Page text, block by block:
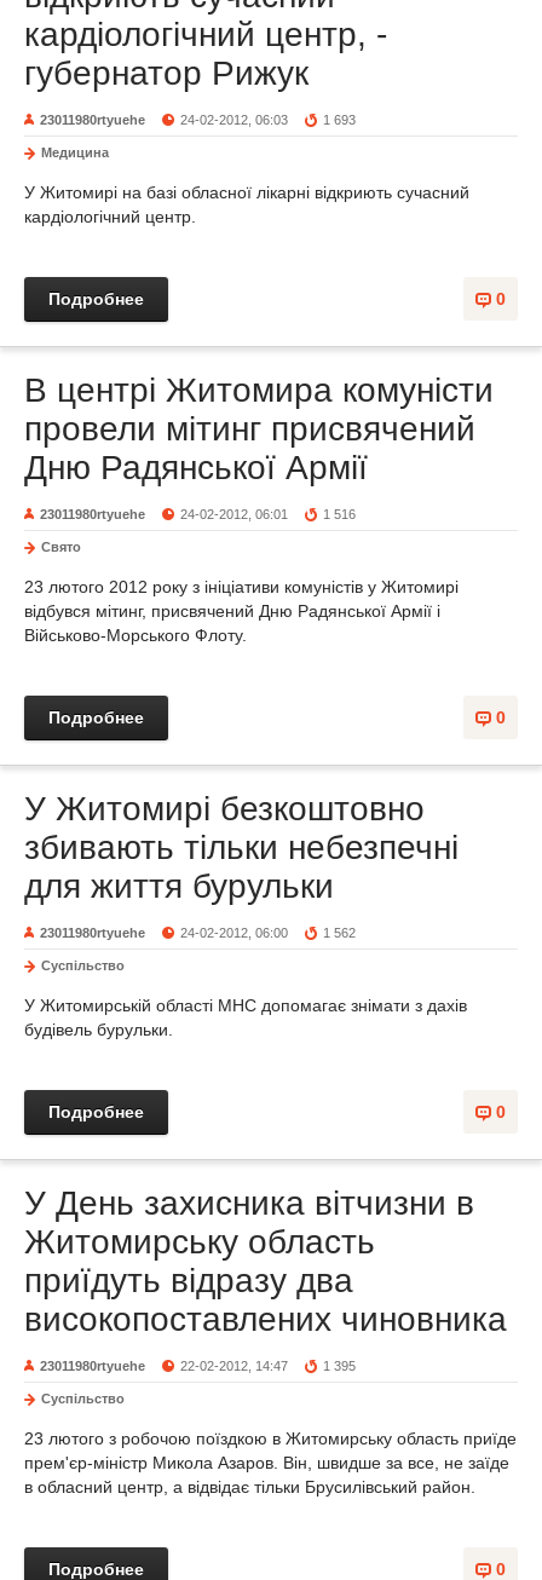
кардіологічний центр, -
губернатор Рижук
23011980rtyuehe 24-02-2012, 06:03 1 693
Медицина
У Житомирі на базі обласної лікарні відкриють сучасний
кардіологічний центр.
0
Подробнее
В центрі Житомира комуністи
провели мітинг присвячений
Дню Радянської Армії
23011980rtyuehe 24-02-2012, 06:01 1 516
Свято
23 лютого 2012 року з ініціативи комуністів у Житомирі
відбувся мітинг, присвячений Дню Радянської Армії і
Військово-Морського Флоту.
0
Подробнее
У Житомирі безкоштовно
збивають тільки небезпечні
для життя бурульки
23011980rtyuehe 24-02-2012, 06:00 1 562
Суспільство
У Житомирській області МНС допомагає знімати з дахів
будівель бурульки.
0
Подробнее
У День захисника вітчизни в
Житомирську область
приїдуть відразу два
високопоставлених чиновника
23011980rtyuehe 22-02-2012, 14:47 1 395
Суспільство
23 лютого з робочою поїздкою в Житомирську область приїде
прем'єр-міністр Микола Азаров. Він, швидше за все, не заїде
в обласний центр, а відвідає тільки Брусилівський район.
0
Подробнее